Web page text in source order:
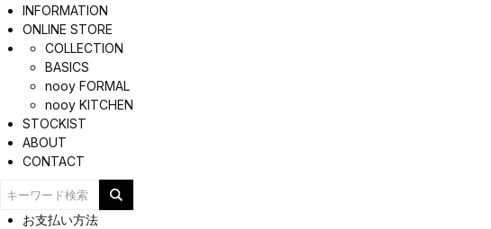
INFORMATION
ONLINE STORE
COLLECTION
BASICS
nooy FORMAL
nooy KITCHEN
STOCKIST
ABOUT
CONTACT
お支払い方法